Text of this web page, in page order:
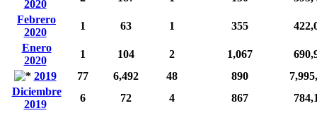
2020
Febrero
2020
1 63 1 355
Enero
2020
1 104 2 1,067
2019
77 6,492 48 890
Diciembre
2019
6 72 4 867